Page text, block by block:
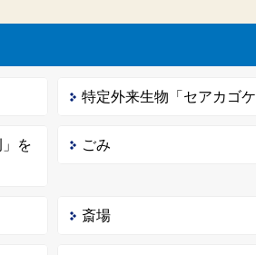
特定外来生物「セアカゴ
を
ごみ
斎場